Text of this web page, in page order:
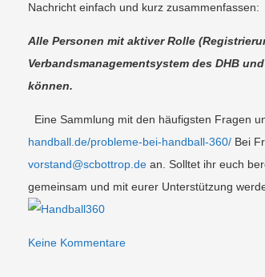
Nachricht einfach und kurz zusammenfassen:
Alle Personen mit aktiver Rolle
Verbandsmanagementsystem des DHB
können.
Eine Sammlung mit den häufigsten Fragen
handball.de/probleme-bei-handball-360/ Bei
vorstand@scbottrop.de an. Solltet ihr euch
gemeinsam und mit eurer Unterstützung
Keine Kommentare